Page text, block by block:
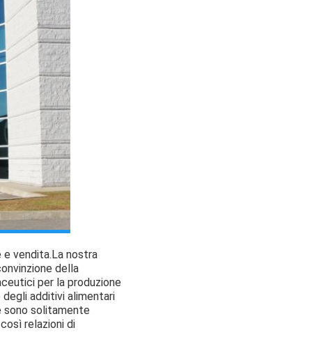
e vendita.La nostra
della
per la produzione
additivi alimentari
sono solitamente
relazioni di